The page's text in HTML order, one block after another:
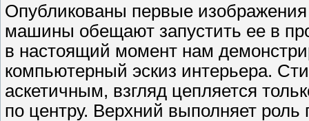
Опубликованы первые изображения
машины обещают запустить ее в
в настоящий момент нам
компьютерный эскиз интерьера.
аскетичным, взгляд цепляется
по центру. Верхний выполняет